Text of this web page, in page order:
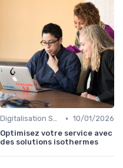
Digitalisation Services • 10/01/2026
Optimisez votre service avec
des solutions isothermes